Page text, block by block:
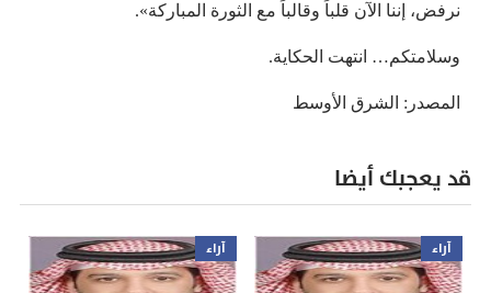
نرفض، إننا الآن قلباً وقالباً مع الثورة المباركة».
وسلامتكم… انتهت الحكاية.
المصدر: الشرق الأوسط
قد يعجبك أيضا
آراء آراء